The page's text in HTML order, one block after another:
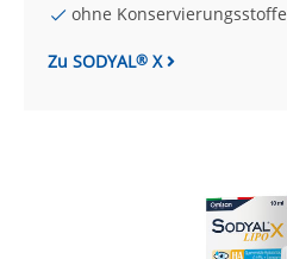
ohne Konservierungsstoffe
Zu SODYAL® X